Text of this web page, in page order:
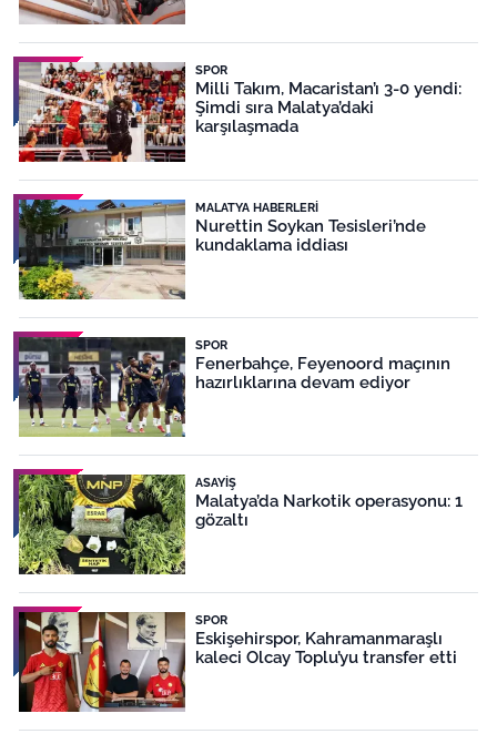
SPOR
Milli Takım, Macaristan’ı 3-0 yendi:
Şimdi sıra Malatya’daki
karşılaşmada
MALATYA HABERLERI
Nurettin Soykan Tesisleri’nde
kundaklama iddiası
SPOR
Fenerbahçe, Feyenoord maçının
hazırlıklarına devam ediyor
ASAYIŞ
Malatya’da Narkotik operasyonu: 1
gözaltı
SPOR
Eskişehirspor, Kahramanmaraşlı
kaleci Olcay Toplu’yu transfer etti